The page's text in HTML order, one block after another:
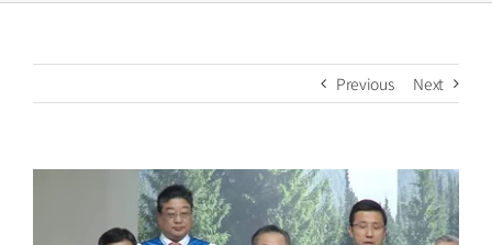
Previous Next